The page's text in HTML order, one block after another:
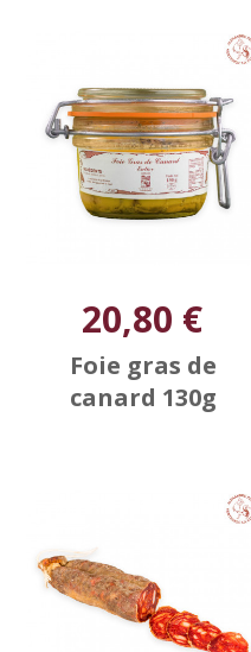
20,80 €
Foie gras de
canard 130g